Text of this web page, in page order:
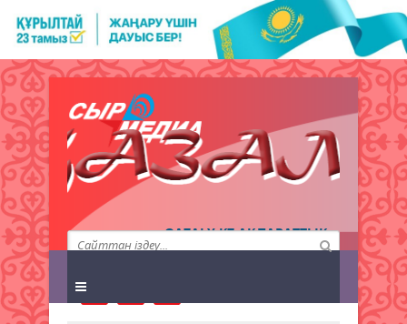
QAZALY.KZ АҚПАРАТТЫҚ
АГЕНТТІГІ